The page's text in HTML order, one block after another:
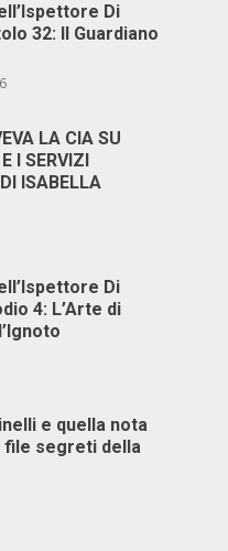
Di
32: Il Guardiano
LA CIA SU
I SERVIZI
ISABELLA
Di
4: L’Arte di
e quella nota
file segreti della